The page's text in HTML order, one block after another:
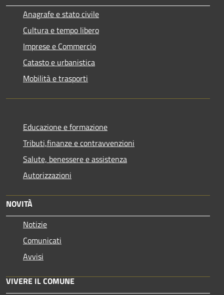
Anagrafe e stato civile
Cultura e tempo libero
Imprese e Commercio
Catasto e urbanistica
Mobilità e trasporti
Educazione e formazione
Tributi,finanze e contravvenzioni
Salute, benessere e assistenza
Autorizzazioni
NOVITÀ
Notizie
Comunicati
Avvisi
VIVERE IL COMUNE